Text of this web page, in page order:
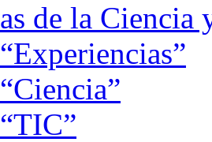
de la Ciencia